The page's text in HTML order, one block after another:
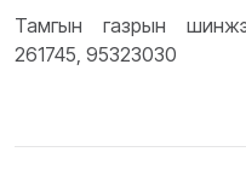
Тамгын газрын
261745, 95323030